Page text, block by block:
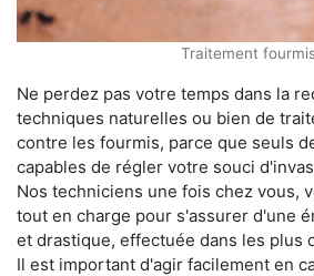
Traitement
Ne perdez pas votre temps dans la
techniques naturelles ou bien de
contre les fourmis, parce que seuls
capables de régler votre souci
Nos techniciens une fois chez vous,
tout en charge pour s'assurer d'une
et drastique, effectuée dans les plus
Il est important d'agir facilement en